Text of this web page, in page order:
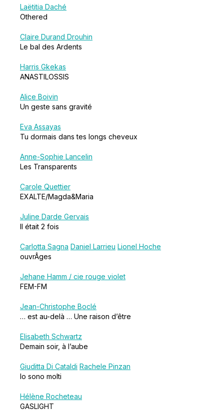
Laëtitia Daché
Othered
Claire Durand Drouhin
Le bal des Ardents
Harris Gkekas
ANASTILOSSIS
Alice Boivin
Un geste sans gravité
Eva Assayas
Tu dormais dans tes longs cheveux
Anne-Sophie Lancelin
Les Transparents
Carole Quettier
EXALTE/Magda&Maria
Juline Darde Gervais
Il était 2 fois
Carlotta Sagna Daniel Larrieu Lionel Hoche
ouvrÂges
Jehane Hamm / cie rouge violet
FEM-FM
Jean-Christophe Boclé
… est au-delà … Une raison d’être
Elisabeth Schwartz
Demain soir, à l’aube
Giuditta Di Cataldi Rachele Pinzan
Io sono molti
Hélène Rocheteau
GASLIGHT